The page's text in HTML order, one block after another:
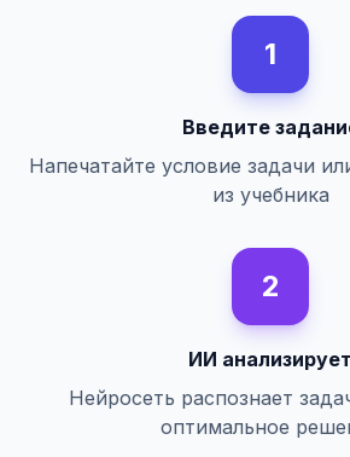
1
Введите
Напечатайте условие задачи
из учебника
2
ИИ анализирует
Нейросеть распознает
оптимальное